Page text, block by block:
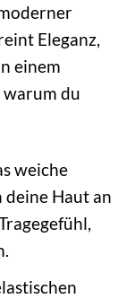
Eleganz,
einem
du
weiche
deine Haut an